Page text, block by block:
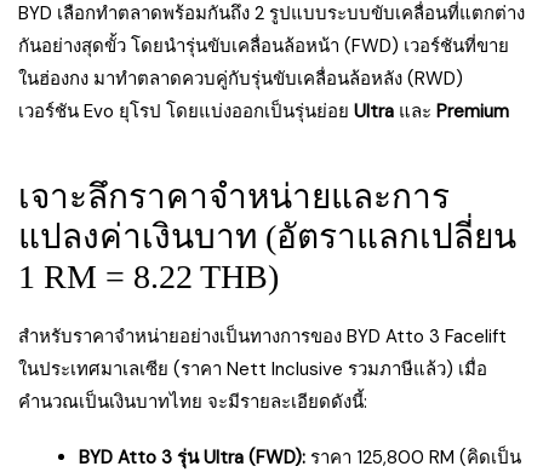
BYD เลือกทำตลาดพร้อมกันถึง 2 รูปแบบระบบขับเคลื่อนที่แตกต่าง
กันอย่างสุดขั้ว โดยนำรุ่นขับเคลื่อนล้อหน้า (FWD) เวอร์ชันที่ขาย
ในฮ่องกง มาทำตลาดควบคู่กับรุ่นขับเคลื่อนล้อหลัง (RWD)
เวอร์ชัน Evo ยุโรป โดยแบ่งออกเป็นรุ่นย่อย Ultra และ Premium
เจาะลึกราคาจำหน่ายและการ
แปลงค่าเงินบาท (อัตราแลกเปลี่ยน
1 RM = 8.22 THB)
สำหรับราคาจำหน่ายอย่างเป็นทางการของ BYD Atto 3 Facelift
ในประเทศมาเลเซีย (ราคา Nett Inclusive รวมภาษีแล้ว) เมื่อ
คำนวณเป็นเงินบาทไทย จะมีรายละเอียดดังนี้:
BYD Atto 3 รุ่น Ultra (FWD): ราคา 125,800 RM (คิดเป็น